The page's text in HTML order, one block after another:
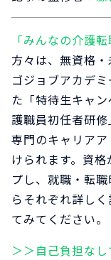
「みんなの介護
方々は、無資格
ゴジョブアカデ
た「特待生キャ
護職員初任者研
専門のキャリア
けられます。資
プし、就職・転
らそれぞれ詳し
てみてください。
＞＞自己負担な